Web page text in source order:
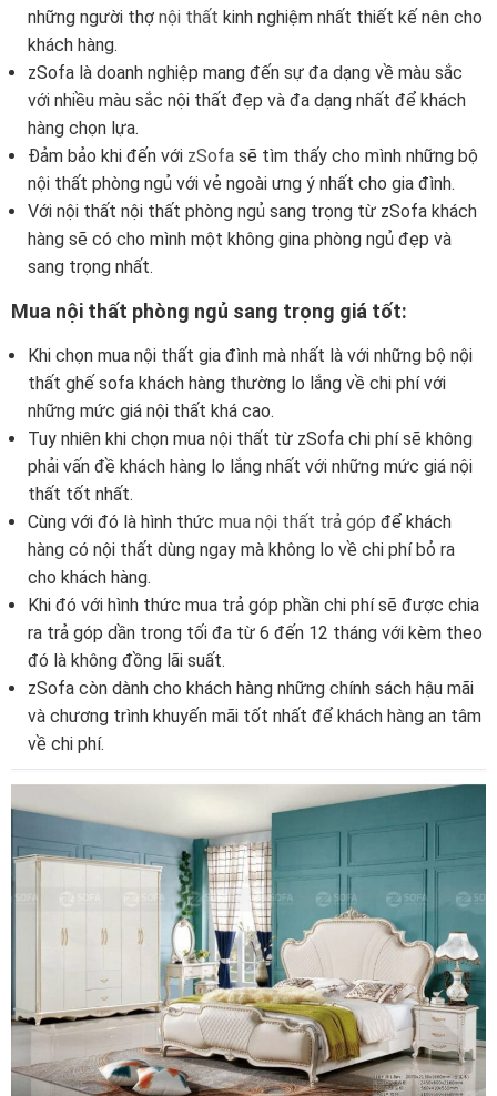
những người thợ nội thất kinh nghiệm nhất thiết kế nên cho
khách hàng.
zSofa là doanh nghiệp mang đến sự đa dạng về màu sắc
với nhiều màu sắc nội thất đẹp và đa dạng nhất để khách
hàng chọn lựa.
Đảm bảo khi đến với zSofa sẽ tìm thấy cho mình những bộ
nội thất phòng ngủ với vẻ ngoài ưng ý nhất cho gia đình.
Với nội thất nội thất phòng ngủ sang trọng từ zSofa khách
hàng sẽ có cho mình một không gina phòng ngủ đẹp và
sang trọng nhất.
Mua nội thất phòng ngủ sang trọng giá tốt:
Khi chọn mua nội thất gia đình mà nhất là với những bộ nội
thất ghế sofa khách hàng thường lo lắng về chi phí với
những mức giá nội thất khá cao.
Tuy nhiên khi chọn mua nội thất từ zSofa chi phí sẽ không
phải vấn đề khách hàng lo lắng nhất với những mức giá nội
thất tốt nhất.
Cùng với đó là hình thức mua nội thất trả góp để khách
hàng có nội thất dùng ngay mà không lo về chi phí bỏ ra
cho khách hàng.
Khi đó với hình thức mua trả góp phần chi phí sẽ được chia
ra trả góp dần trong tối đa từ 6 đến 12 tháng với kèm theo
đó là không đồng lãi suất.
zSofa còn dành cho khách hàng những chính sách hậu mãi
và chương trình khuyến mãi tốt nhất để khách hàng an tâm
về chi phí.